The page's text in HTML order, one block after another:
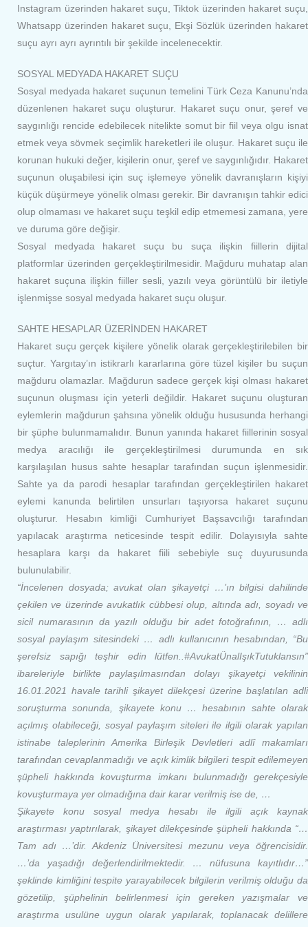
Instagram üzerinden hakaret suçu, Tiktok üzerinden hakaret suçu,
Whatsapp üzerinden hakaret suçu, Ekşi Sözlük üzerinden hakaret
suçu ayrı ayrı ayrıntılı bir şekilde incelenecektir.
SOSYAL MEDYADA HAKARET SUÇU
Sosyal medyada hakaret suçunun temelini Türk Ceza Kanunu’nda
düzenlenen hakaret suçu oluşturur. Hakaret suçu onur, şeref ve
saygınlığı rencide edebilecek nitelikte somut bir fiil veya olgu isnat
etmek veya sövmek seçimlik hareketleri ile oluşur. Hakaret suçu ile
korunan hukuki değer, kişilerin onur, şeref ve saygınlığıdır. Hakaret
suçunun oluşabilesi için suç işlemeye yönelik davranışların kişiyi
küçük düşürmeye yönelik olması gerekir. Bir davranışın tahkir edici
olup olmaması ve hakaret suçu teşkil edip etmemesi zamana, yere
ve duruma göre değişir.
Sosyal medyada hakaret suçu bu suça ilişkin fiillerin dijital
platformlar üzerinden gerçekleştirilmesidir. Mağduru muhatap alan
hakaret suçuna ilişkin fiiller sesli, yazılı veya görüntülü bir iletiyle
işlenmişse sosyal medyada hakaret suçu oluşur.
SAHTE HESAPLAR ÜZERİNDEN HAKARET
Hakaret suçu gerçek kişilere yönelik olarak gerçekleştirilebilen bir
suçtur. Yargıtay’ın istikrarlı kararlarına göre tüzel kişiler bu suçun
mağduru olamazlar. Mağdurun sadece gerçek kişi olması hakaret
suçunun oluşması için yeterli değildir. Hakaret suçunu oluşturan
eylemlerin mağdurun şahsına yönelik olduğu hususunda herhangi
bir şüphe bulunmamalıdır. Bunun yanında hakaret fiillerinin sosyal
medya aracılığı ile gerçekleştirilmesi durumunda en sık
karşılaşılan husus sahte hesaplar tarafından suçun işlenmesidir.
Sahte ya da parodi hesaplar tarafından gerçekleştirilen hakaret
eylemi kanunda belirtilen unsurları taşıyorsa hakaret suçunu
oluşturur. Hesabın kimliği Cumhuriyet Başsavcılığı tarafından
yapılacak araştırma neticesinde tespit edilir. Dolayısıyla sahte
hesaplara karşı da hakaret fiili sebebiyle suç duyurusunda
bulunulabilir.
“İncelenen dosyada; avukat olan şikayetçi …’ın bilgisi dahilinde
çekilen ve üzerinde avukatlık cübbesi olup, altında adı, soyadı ve
sicil numarasının da yazılı olduğu bir adet fotoğrafının, … adlı
sosyal paylaşım sitesindeki … adlı kullanıcının hesabından, “Bu
şerefsiz sapığı teşhir edin lütfen..#AvukatÜnalIşıkTutuklansın”
ibareleriyle birlikte paylaşılmasından dolayı şikayetçi vekilinin
16.01.2021 havale tarihli şikayet dilekçesi üzerine başlatılan adli
soruşturma sonunda, şikayete konu … hesabının sahte olarak
açılmış olabileceği, sosyal paylaşım siteleri ile ilgili olarak yapılan
istinabe taleplerinin Amerika Birleşik Devletleri adlî makamları
tarafından cevaplanmadığı ve açık kimlik bilgileri tespit edilemeyen
şüpheli hakkında kovuşturma imkanı bulunmadığı gerekçesiyle
kovuşturmaya yer olmadığına dair karar verilmiş ise de, …
Şikayete konu sosyal medya hesabı ile ilgili açık kaynak
araştırması yaptırılarak, şikayet dilekçesinde şüpheli hakkında “…
Tam adı …’dir. Akdeniz Üniversitesi mezunu veya öğrencisidir.
…’da yaşadığı değerlendirilmektedir. … nüfusuna kayıtlıdır…”
şeklinde kimliğini tespite yarayabilecek bilgilerin verilmiş olduğu da
gözetilip, şüphelinin belirlenmesi için gereken yazışmalar ve
araştırma usulüne uygun olarak yapılarak, toplanacak delillere